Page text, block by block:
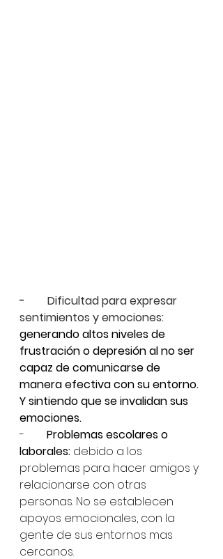
- Dificultad para expresar
sentimientos y emociones:
generando altos niveles de
frustración o depresión al no ser
capaz de comunicarse de
manera efectiva con su entorno.
Y sintiendo que se invalidan sus
emociones.
- Problemas escolares o
laborales: debido a los
problemas para hacer amigos y
relacionarse con otras
personas. No se establecen
apoyos emocionales, con la
gente de sus entornos mas
cercanos.